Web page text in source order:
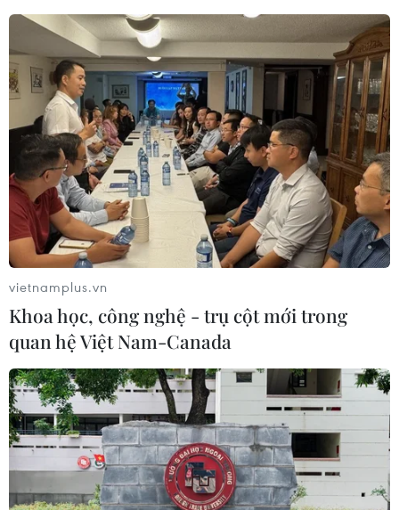
vietnamplus.vn
Khoa học, công nghệ - trụ cột mới trong
quan hệ Việt Nam-Canada